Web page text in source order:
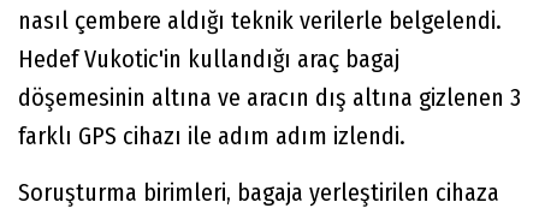
nasıl çembere aldığı teknik verilerle belgelendi.
Hedef Vukotic'in kullandığı araç bagaj
döşemesinin altına ve aracın dış altına gizlenen 3
farklı GPS cihazı ile adım adım izlendi.
Soruşturma birimleri, bagaja yerleştirilen cihaza